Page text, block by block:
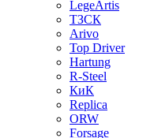
LegeArtis
ТЗСК
Arivo
Top Driver
Hartung
R-Steel
КиК
Replica
ORW
Forsage